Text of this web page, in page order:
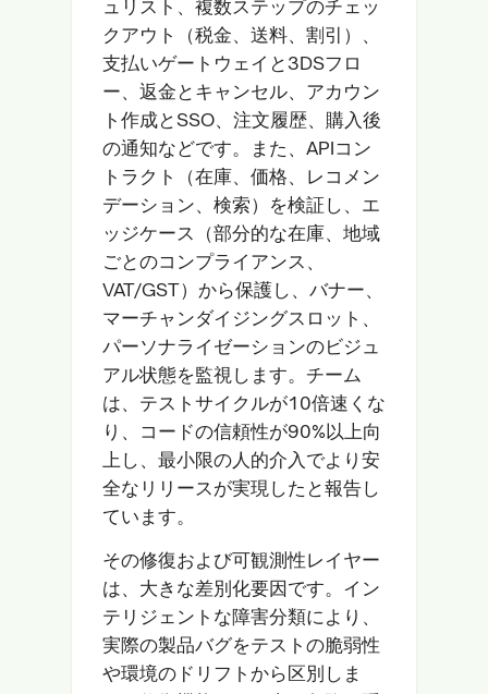
ュリスト、複数ステップのチェッ
クアウト（税金、送料、割引）、
支払いゲートウェイと3DSフロ
ー、返金とキャンセル、アカウン
ト作成とSSO、注文履歴、購入後
の通知などです。また、APIコン
トラクト（在庫、価格、レコメン
デーション、検索）を検証し、エ
ッジケース（部分的な在庫、地域
ごとのコンプライアンス、
VAT/GST）から保護し、バナー、
マーチャンダイジングスロット、
パーソナライゼーションのビジュ
アル状態を監視します。チーム
は、テストサイクルが10倍速くな
り、コードの信頼性が90%以上向
上し、最小限の人的介入でより安
全なリリースが実現したと報告し
ています。
その修復および可観測性レイヤー
は、大きな差別化要因です。イン
テリジェントな障害分類により、
実際の製品バグをテストの脆弱性
や環境のドリフトから区別しま